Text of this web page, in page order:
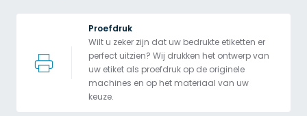
Proefdruk
Wilt u zeker zijn dat uw bedrukte etiketten er
perfect uitzien? Wij drukken het ontwerp van
uw etiket als proefdruk op de originele
machines en op het materiaal van uw
keuze.